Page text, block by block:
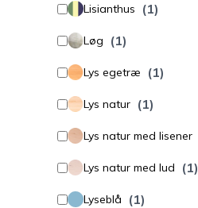
Lisianthus (1)
Løg (1)
Lys egetræ (1)
Lys natur (1)
Lys natur med lisener
Lys natur med lud (1)
Lyseblå (1)